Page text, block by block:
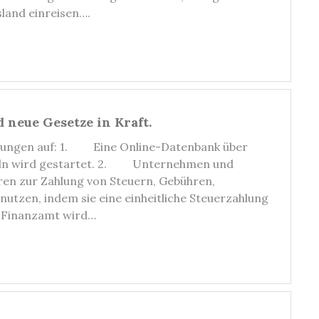
einreisen….
neue Gesetze in Kraft.
auf: 1. Eine Online-Datenbank über
wird gestartet. 2. Unternehmen und
zur Zahlung von Steuern, Gebühren,
indem sie eine einheitliche Steuerzahlung
Finanzamt wird…